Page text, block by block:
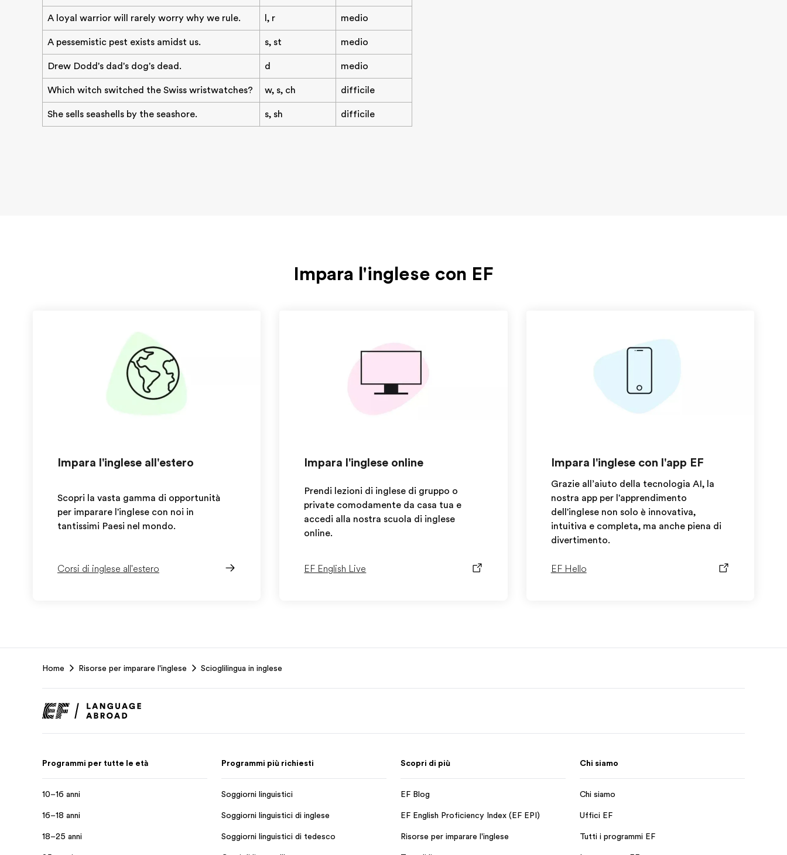
A loyal warrior will rarely worry why we rule. l, r medio
A pessemistic pest exists amidst us. s, st medio
Drew Dodd's dad's dog's dead. d medio
Which witch switched the Swiss wristwatches? w, s, ch difficile
She sells seashells by the seashore. s, sh difficile
Impara l'inglese con EF
Impara l'inglese all'estero
Scopri la vasta gamma di opportunità
per imparare l'inglese con noi in
tantissimi Paesi nel mondo.
Corsi di inglese all'estero
Impara l'inglese online
Prendi lezioni di inglese di gruppo o
private comodamente da casa tua e
accedi alla nostra scuola di inglese
online.
EF English Live
Impara l'inglese con l'app EF
Grazie all’aiuto della tecnologia AI, la
nostra app per l'apprendimento
dell'inglese non solo è innovativa,
intuitiva e completa, ma anche piena di
divertimento.
EF Hello
Home Risorse per imparare l'inglese Scioglilingua in inglese
Programmi per tutte le età
10–16 anni
16–18 anni
18–25 anni
Programmi più richiesti
Soggiorni linguistici
Soggiorni linguistici di inglese
Soggiorni linguistici di tedesco
Scopri di più
EF Blog
EF English Proficiency Index (EF EPI)
Risorse per imparare l'inglese
Chi siamo
Chi siamo
Uffici EF
Tutti i programmi EF